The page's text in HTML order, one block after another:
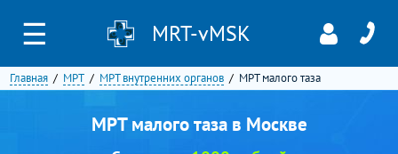
☰ MRT-vMSK
Главная МРТ МРТ внутренних органов МРТ малого таза
МРТ малого таза в Москве